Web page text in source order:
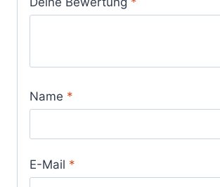
Name *
E-Mail *